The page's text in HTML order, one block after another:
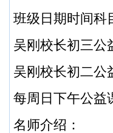
班级日期时间科
吴刚校长初三公
吴刚校长初二公
每周日下午公益
名师介绍：